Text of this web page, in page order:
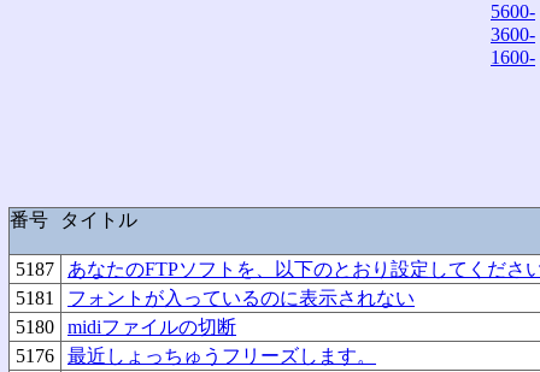
5600-
3600-
1600-
番号 タイトル
5187
あなたのFTPソフトを、以下のとおり設定してくださ
5181
フォントが入っているのに表示されない
5180
midiファイルの切断
5176
最近しょっちゅうフリーズします。